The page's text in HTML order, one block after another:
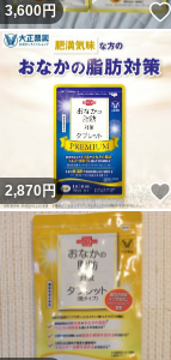
3,600円
2,870円